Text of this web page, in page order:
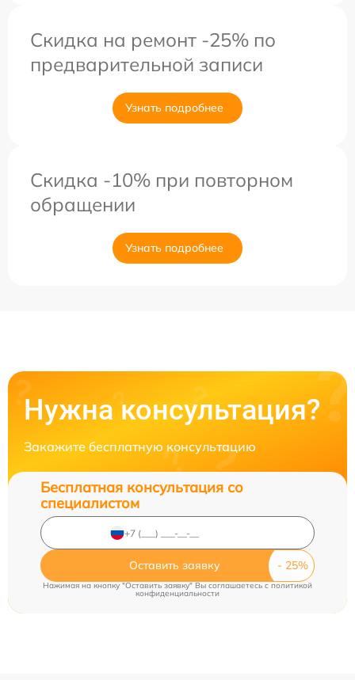
Скидка на ремонт -25% по
предварительной записи
Узнать подробнее
Скидка -10% при повторном
обращении
Узнать подробнее
Нужна консультация?
Закажите бесплатную консультацию
Бесплатная консультация со
специалистом
Оставить заявку
Нажимая на кнопку "Оставить заявку" Вы соглашаетесь c политикой
конфиденциальности